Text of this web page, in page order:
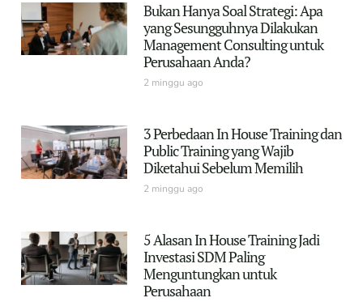
Bukan Hanya Soal Strategi: Apa
yang Sesungguhnya Dilakukan
Management Consulting untuk
Perusahaan Anda?
2 minggu ago
3 Perbedaan In House Training dan
Public Training yang Wajib
Diketahui Sebelum Memilih
2 minggu ago
5 Alasan In House Training Jadi
Investasi SDM Paling
Menguntungkan untuk
Perusahaan